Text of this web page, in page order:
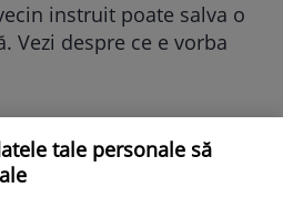
instruit poate salva o
Vezi despre ce e vorba
tale personale să